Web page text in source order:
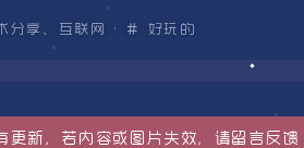
分享 、 互联网 · 好玩的
新，若内容或图片失效，请留言反馈